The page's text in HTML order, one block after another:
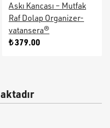
Askı Kancası – Mutfak
Raf Dolap Organizer-
vatansera®
₺ 379.00